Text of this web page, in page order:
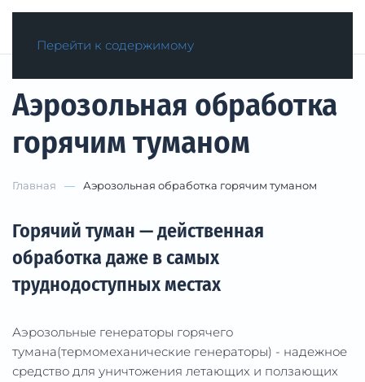
Перейти к содержимому
Аэрозольная обработка
горячим туманом
Главная Аэрозольная обработка горячим туманом
Горячий туман — действенная
обработка даже в самых
труднодоступных местах
Аэрозольные генераторы горячего
тумана(термомеханические генераторы) - надежное
средство для уничтожения летающих и ползающих